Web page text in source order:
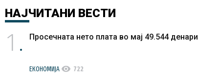
НАЈЧИТАНИ ВЕСТИ
1 Просечната нето плата во мај 49.544 денари
ЕКОНОМИЈА visibility 722